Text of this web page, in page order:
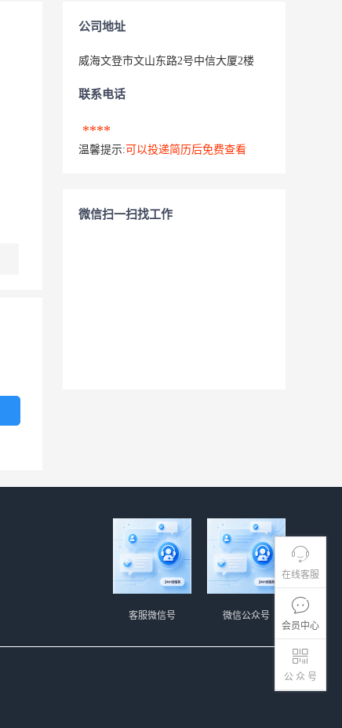
在线客服
会员中心
公 众 号
公司地址
威海文登市文山东路2号中信大厦2楼
联系电话
****
温馨提示: 可以投递简历后免费查看
微信扫一扫找工作
微信公众号
客服微信号